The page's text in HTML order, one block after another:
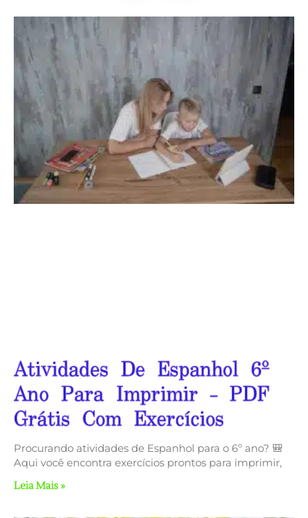
Atividades De Espanhol 6º
Ano Para Imprimir – PDF
Grátis Com Exercícios
Procurando atividades de Espanhol para o 6º ano? 🎒
Aqui você encontra exercícios prontos para imprimir,
Leia Mais »